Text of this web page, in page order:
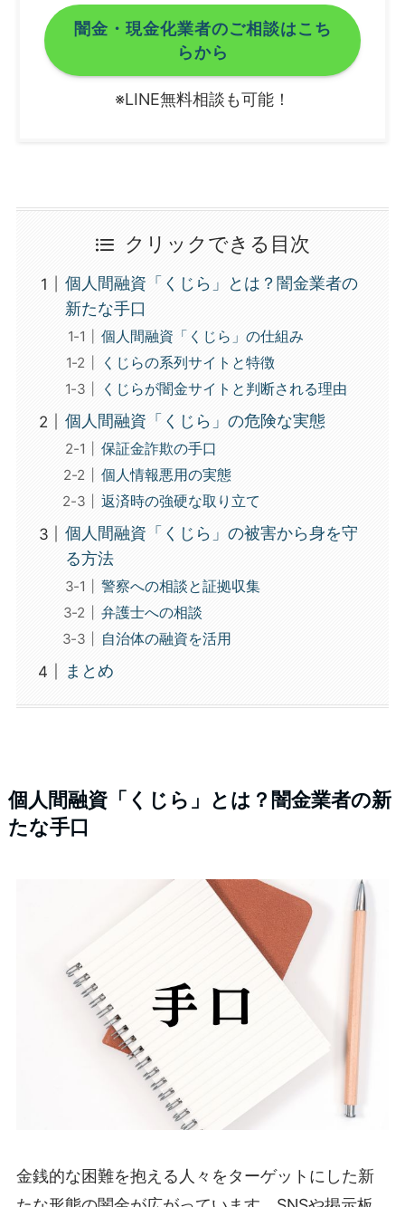
闇金・現金化業者のご相談はこち
らから
※LINE無料相談も可能！
クリックできる目次
個人間融資「くじら」とは？闇金業者の
新たな手口
個人間融資「くじら」の仕組み
くじらの系列サイトと特徴
くじらが闇金サイトと判断される理由
個人間融資「くじら」の危険な実態
保証金詐欺の手口
個人情報悪用の実態
返済時の強硬な取り立て
個人間融資「くじら」の被害から身を守
る方法
警察への相談と証拠収集
弁護士への相談
自治体の融資を活用
まとめ
個人間融資「くじら」とは？闇金業者の新
たな手口
金銭的な困難を抱える人々をターゲットにした新